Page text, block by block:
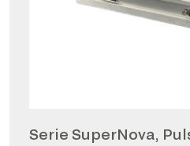
Serie SuperNova,